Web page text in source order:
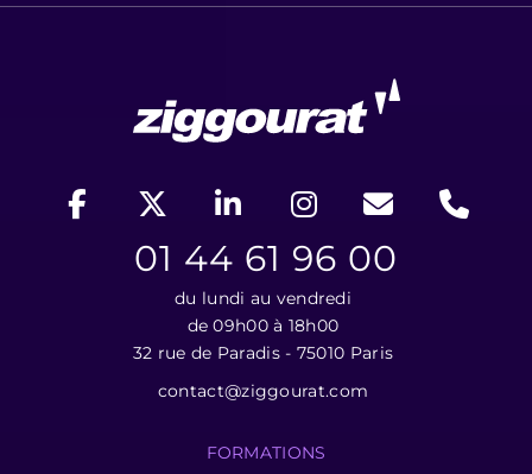
01 44 61 96 00
du lundi au vendredi
de 09h00 à 18h00
32 rue de Paradis - 75010 Paris
contact@ziggourat.com
FORMATIONS